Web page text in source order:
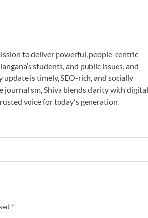
to deliver powerful, people-centric
students, and public issues, and
update is timely, SEO-rich, and socially
journalism, Shiva blends clarity with digital
voice for today's generation.
*